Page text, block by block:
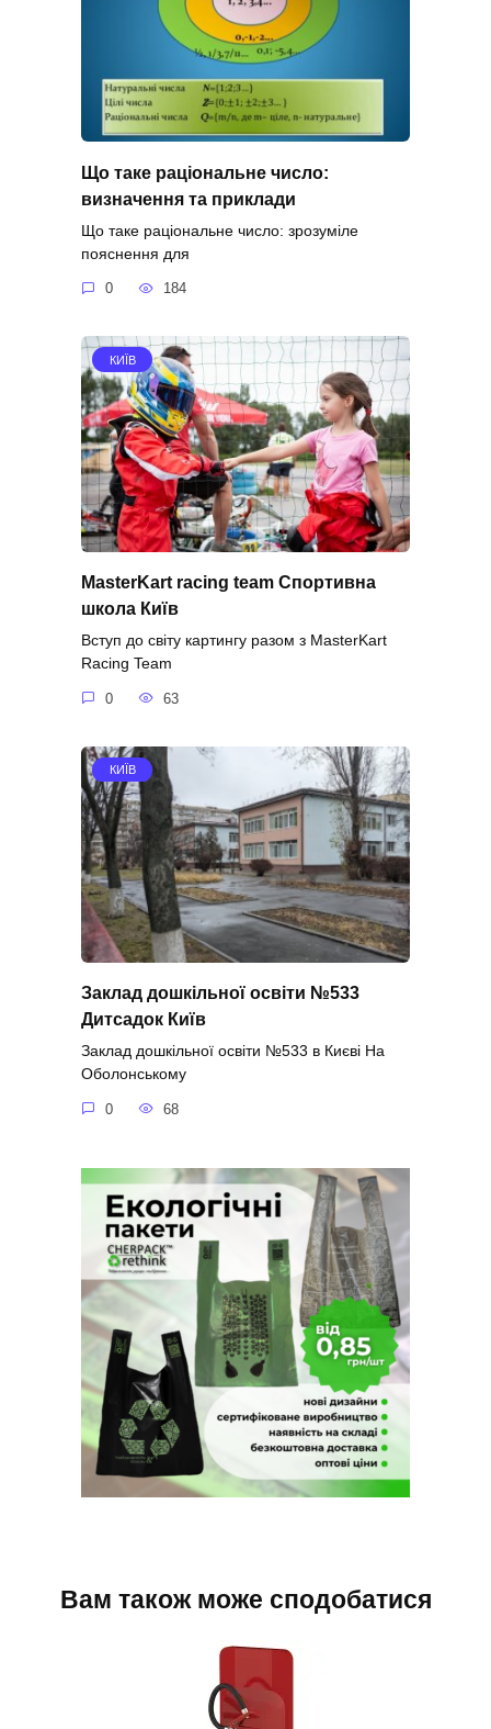
Що таке раціональне число:
визначення та приклади
Що таке раціональне число: зрозуміле
пояснення для
0 184
КИЇВ
MasterKart racing team Спортивна
школа Київ
Вступ до світу картингу разом з MasterKart
Racing Team
0 63
КИЇВ
Заклад дошкільної освіти №533
Дитсадок Київ
Заклад дошкільної освіти №533 в Києві На
Оболонському
0 68
Вам також може сподобатися